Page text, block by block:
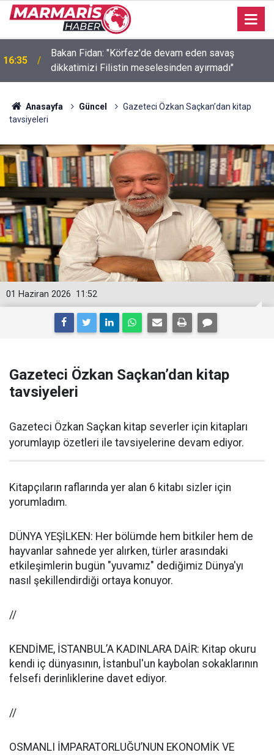
16:35
Bakan Fidan: "Körfez'de devam eden savaş
dikkatimizi Filistin meselesinden ayırmadı"
Anasayfa Güncel
Gazeteci Özkan Saçkan’dan kitap
tavsiyeleri
11:52
01 Haziran 2026
Gazeteci Özkan Saçkan’dan kitap
tavsiyeleri
Gazeteci Özkan Saçkan kitap severler için kitapları
yorumlayıp özetleri ile tavsiyelerine devam ediyor.
Kitapçıların raflarında yer alan 6 kitabı sizler için
yorumladım.
DÜNYA YEŞİLKEN: Her bölümde hem bitkiler hem de
hayvanlar sahnede yer alırken, türler arasındaki
etkileşimlerin bugün "yuvamız" dediğimiz Dünya'yı
nasıl şekillendirdiği ortaya konuyor.
//
KENDİME, İSTANBUL’A KADINLARA DAİR: Kitap okuru
kendi iç dünyasının, İstanbul'un kaybolan sokaklarının
felsefi derinliklerine davet ediyor.
//
OSMANLI İMPARATORLUĞU’NUN EKONOMİK VE